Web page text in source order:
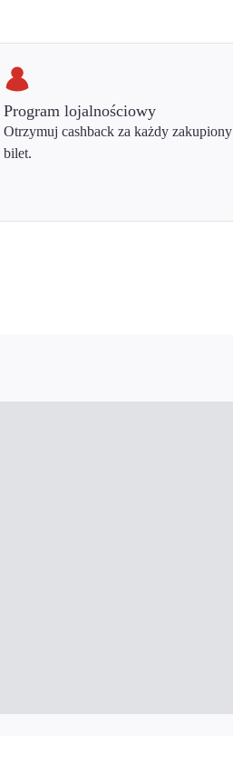
Program lojalnościowy
Otrzymuj cashback za każdy zakupiony
bilet.